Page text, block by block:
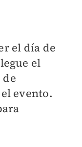
el día de
el
evento.